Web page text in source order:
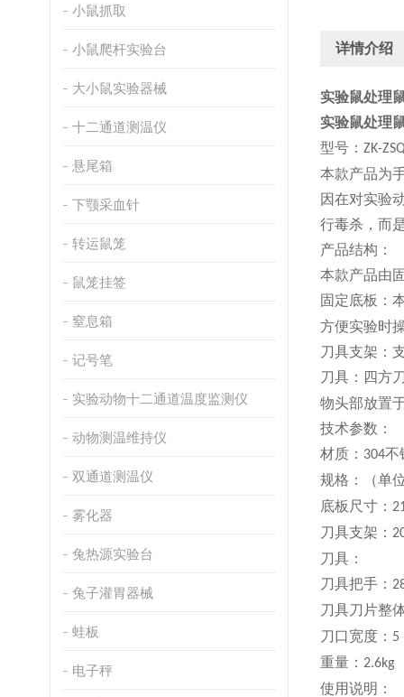
小鼠抓取
小鼠爬杆实验台
大小鼠实验器械
十二通道测温仪
悬尾箱
下颚采血针
转运鼠笼
鼠笼挂签
窒息箱
记号笔
实验动物十二通道温度监测仪
动物测温维持仪
双通道测温仪
雾化器
兔热源实验台
兔子灌胃器械
蛙板
电子秤
详情介绍
实验鼠处理
实验鼠处理
型号： ZK-
本款产品为
因在对实验
行毒杀，而
产品结构：
本款产品由
固定底板：
方便实验时
刀具支架：
刀具：四方
物头部放置
技术参数：
材质： 304不
规格：（单
底板尺寸：
刀具支架：
刀具：
刀具把手：
刀具刀片整
刀口宽度： 5
重量： 2.6kg
使用说明：